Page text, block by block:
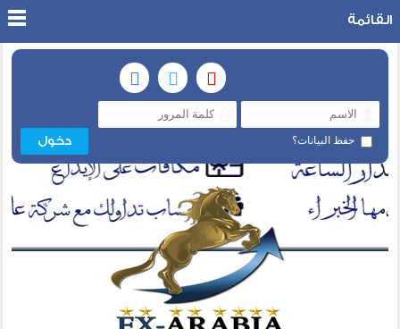
حفظ البيانات؟
القائمة